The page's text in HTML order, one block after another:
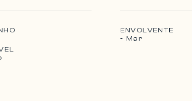
ENVOLVENTE
- Mar